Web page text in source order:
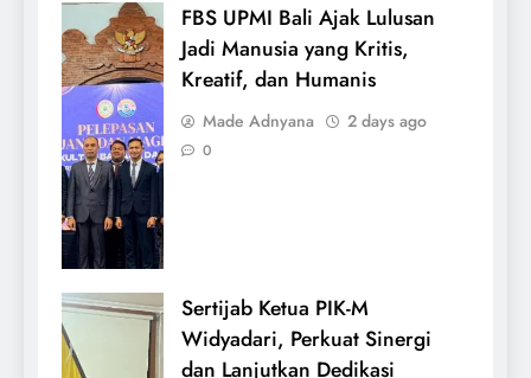
FBS UPMI Bali Ajak Lulusan
Jadi Manusia yang Kritis,
Kreatif, dan Humanis
Made Adnyana 2 days ago
0
Sertijab Ketua PIK-M
Widyadari, Perkuat Sinergi
dan Lanjutkan Dedikasi